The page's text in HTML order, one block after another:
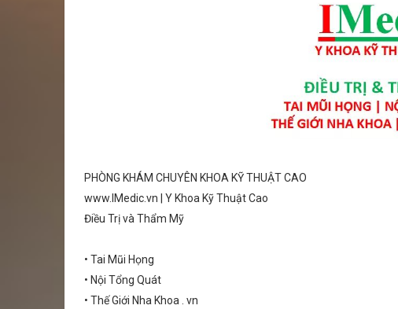
PHÒNG KHÁM CHUYÊN KHOA KỸ THUẬT CAO
www.IMedic.vn | Y Khoa Kỹ Thuật Cao
Điều Trị và Thẩm Mỹ
• Tai Mũi Họng
• Nội Tổng Quát
• Thế Giới Nha Khoa . vn